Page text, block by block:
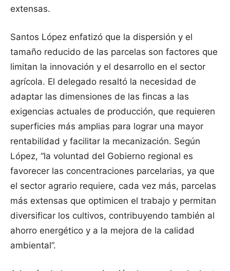
extensas.
Santos López enfatizó que la dispersión y el
tamaño reducido de las parcelas son factores que
limitan la innovación y el desarrollo en el sector
agrícola. El delegado resaltó la necesidad de
adaptar las dimensiones de las fincas a las
exigencias actuales de producción, que requieren
superficies más amplias para lograr una mayor
rentabilidad y facilitar la mecanización. Según
López, “la voluntad del Gobierno regional es
favorecer las concentraciones parcelarias, ya que
el sector agrario requiere, cada vez más, parcelas
más extensas que optimicen el trabajo y permitan
diversificar los cultivos, contribuyendo también al
ahorro energético y a la mejora de la calidad
ambiental”.